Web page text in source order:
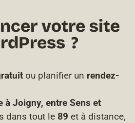
votre site
?
ou planifier un rendez-
à Joigny, entre Sens et
dans tout le 89 et à distance,